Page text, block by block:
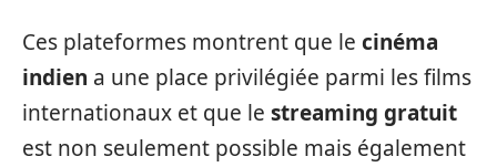
Ces plateformes montrent que le cinéma
indien a une place privilégiée parmi les films
internationaux et que le streaming gratuit
est non seulement possible mais également